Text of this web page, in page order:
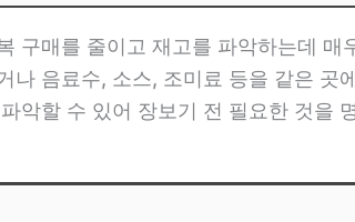
구매를 줄이고 재고를 파악하는데
음료수, 소스, 조미료 등을 같은 곳
악할 수 있어 장보기 전 필요한 것을